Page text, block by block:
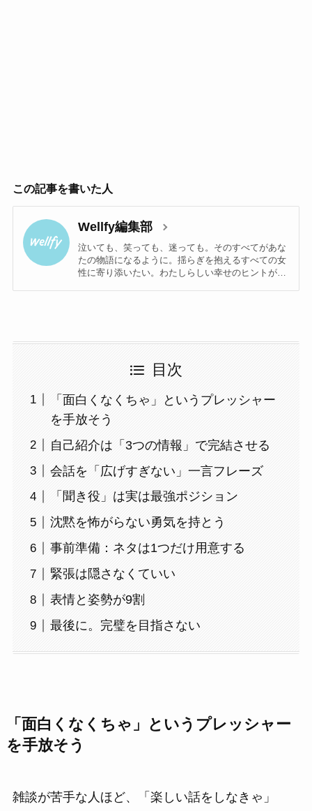
この記事を書いた人
Wellfy編集部
泣いても、笑っても、迷っても。そのすべてがあな
たの物語になるように。揺らぎを抱えるすべての女
性に寄り添いたい。わたしらしい幸せのヒントが見
目次
「面白くなくちゃ」というプレッシャー
を手放そう
自己紹介は「3つの情報」で完結させる
会話を「広げすぎない」一言フレーズ
「聞き役」は実は最強ポジション
沈黙を怖がらない勇気を持とう
事前準備：ネタは1つだけ用意する
緊張は隠さなくていい
表情と姿勢が9割
最後に。完璧を目指さない
「面白くなくちゃ」というプレッシャー
を手放そう
雑談が苦手な人ほど、「楽しい話をしなきゃ」